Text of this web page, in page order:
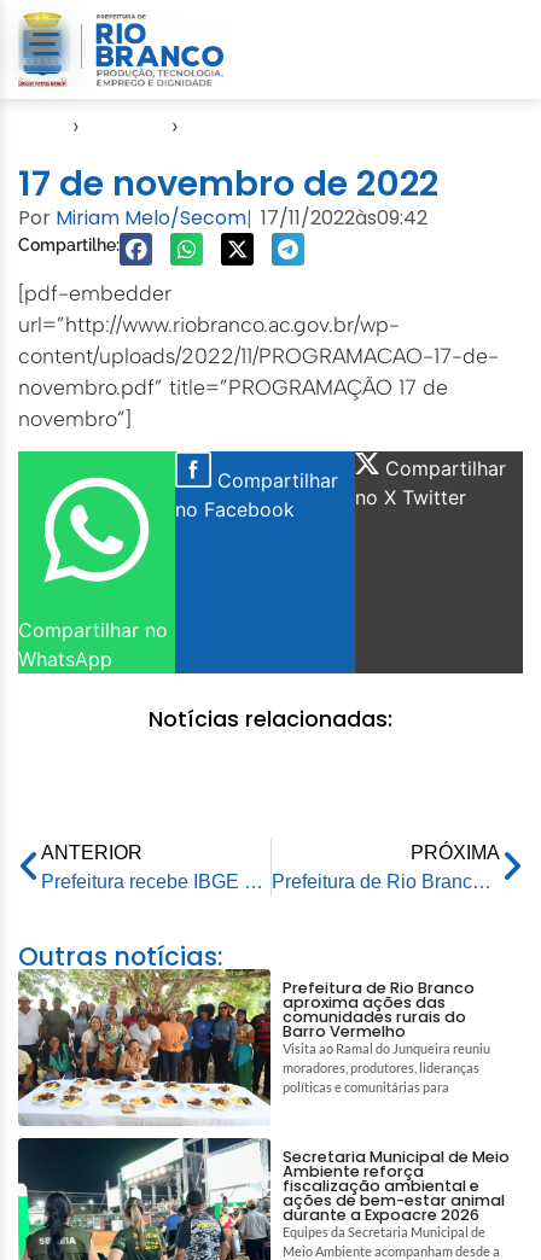
› ›
17 de novembro de 2022
Por Miriam Melo/Secom| 17/11/2022às09:42
Compartilhe:
[pdf-embedder
url=”http://www.riobranco.ac.gov.br/wp-
content/uploads/2022/11/PROGRAMACAO-17-de-
novembro.pdf” title=”PROGRAMAÇÃO 17 de
novembro”]
Compartilhar no
WhatsApp
Compartilhar
no Facebook
Compartilhar
no X Twitter
Notícias relacionadas:
ANTERIOR
Prefeitura recebe IBGE para reunião de planejamento e acompanhamento do Censo 2022
PRÓXIMA
Prefeitura de Rio Branco participa do Simpósio Internacional sobre sítios arqueológicos da Amazônia
Outras notícias:
Prefeitura de Rio Branco
aproxima ações das
comunidades rurais do
Barro Vermelho
Visita ao Ramal do Junqueira reuniu
moradores, produtores, lideranças
políticas e comunitárias para
Secretaria Municipal de Meio
Ambiente reforça
fiscalização ambiental e
ações de bem-estar animal
durante a Expoacre 2026
Equipes da Secretaria Municipal de
Meio Ambiente acompanham desde a